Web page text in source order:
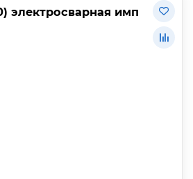
электросварная имп